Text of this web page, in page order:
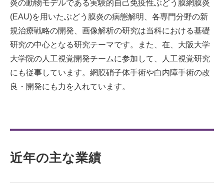
炎の動物モデルである実験的自己免疫性ぶどう膜網膜炎
(EAU)を用いたぶどう膜炎の病態解明、各専門分野の新
規治療戦略の開発、画像解析の研究は当科における基礎
研究の中心となる研究テーマです。また、在、大阪大学
大学院の人工視覚開発チームに参加して、人工視覚研究
にも従事しています。網膜硝子体手術や白内障手術の改
良・開発にも力を入れています。
近年の主な業績